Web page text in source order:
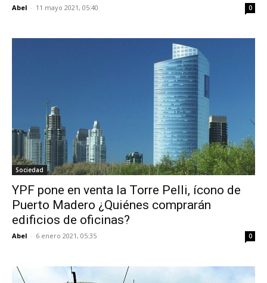
Abel - 11 mayo 2021, 05:40 0
Sociedad
YPF pone en venta la Torre Pelli, ícono de
Puerto Madero ¿Quiénes comprarán
edificios de oficinas?
Abel - 6 enero 2021, 05:35 0